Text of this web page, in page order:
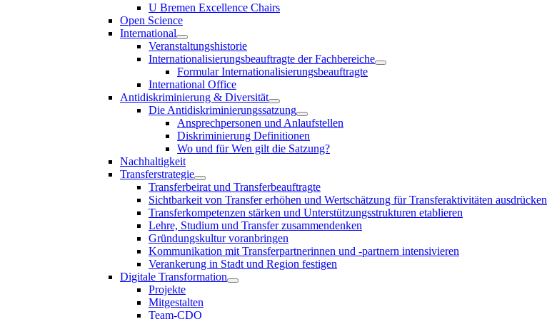
U Bremen Excellence Chairs
Open Science
International
Veranstaltungshistorie
Internationalisierungsbeauftragte der Fachbereiche
Formular Internationalisierungsbeauftragte
International Office
Antidiskriminierung & Diversität
Die Antidiskriminierungssatzung
Ansprechpersonen und Anlaufstellen
Diskriminierung Definitionen
Wo und für Wen gilt die Satzung?
Nachhaltigkeit
Transferstrategie
Transferbeirat und Transferbeauftragte
Sichtbarkeit von Transfer erhöhen und Wertschätzung für Transferaktivitäten ausdrücken
Transferkompetenzen stärken und Unterstützungsstrukturen etablieren
Lehre, Studium und Transfer zusammendenken
Gründungskultur voranbringen
Kommunikation mit Transferpartnerinnen und -partnern intensivieren
Verankerung in Stadt und Region festigen
Digitale Transformation
Projekte
Mitgestalten
Team-CDO